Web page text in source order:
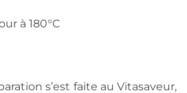
à 180°C
s’est faite au Vitasaveur,